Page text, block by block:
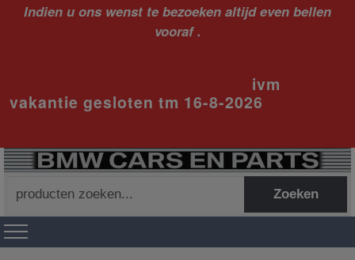
Indien u ons wenst te bezoeken altijd even bellen
vooraf .
ivm
vakantie gesloten tm 16-8-2026
naar:
Zoeken